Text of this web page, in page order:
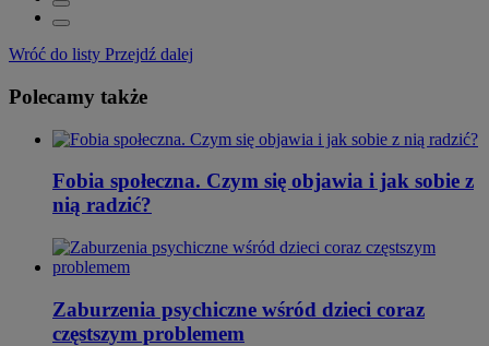
Wróć do listy Przejdź dalej
Polecamy także
Fobia społeczna. Czym się objawia i jak sobie z
nią radzić?
Zaburzenia psychiczne wśród dzieci coraz
częstszym problemem